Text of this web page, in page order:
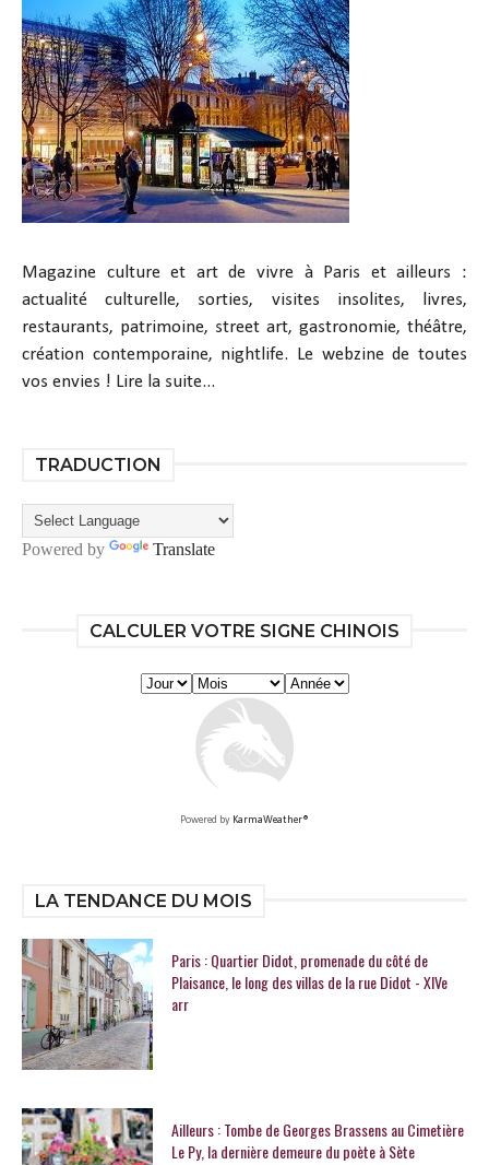
Magazine culture et art de vivre à Paris et ailleurs :
actualité culturelle, sorties, visites insolites, livres,
restaurants, patrimoine, street art, gastronomie, théâtre,
création contemporaine, nightlife. Le webzine de toutes
vos envies ! Lire la suite...
TRADUCTION
Powered by Translate
CALCULER VOTRE SIGNE CHINOIS
Powered by KarmaWeather®
LA TENDANCE DU MOIS
Paris : Quartier Didot, promenade du côté de
Plaisance, le long des villas de la rue Didot - XIVe
arr
Ailleurs : Tombe de Georges Brassens au Cimetière
Le Py, la dernière demeure du poète à Sète